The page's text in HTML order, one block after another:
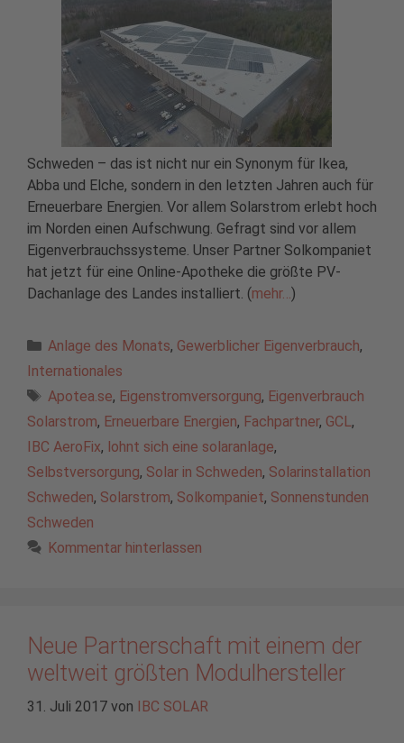
Schweden – das ist nicht nur ein Synonym für Ikea,
Abba und Elche, sondern in den letzten Jahren auch für
Erneuerbare Energien. Vor allem Solarstrom erlebt hoch
im Norden einen Aufschwung. Gefragt sind vor allem
Eigenverbrauchssysteme. Unser Partner Solkompaniet
hat jetzt für eine Online-Apotheke die größte PV-
Dachanlage des Landes installiert. (mehr… )
Kategorien
Anlage des Monats, Gewerblicher Eigenverbrauch,
Internationales
Schlagwörter
Apotea.se, Eigenstromversorgung, Eigenverbrauch
Solarstrom, Erneuerbare Energien, Fachpartner, GCL ,
IBC AeroFix, lohnt sich eine solaranlage,
Selbstversorgung, Solar in Schweden, Solarinstallation
Schweden, Solarstrom, Solkompaniet, Sonnenstunden
Schweden
Kommentar hinterlassen
Neue Partnerschaft mit einem der
weltweit größten Modulhersteller
31. Juli 2017 von IBC SOLAR